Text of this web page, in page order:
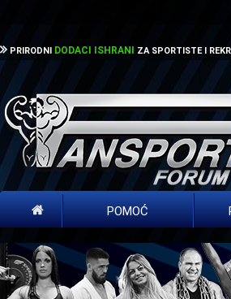
PRIRODNI DODACI ISHRANI ZA SPORTISTE I
POMOĆ